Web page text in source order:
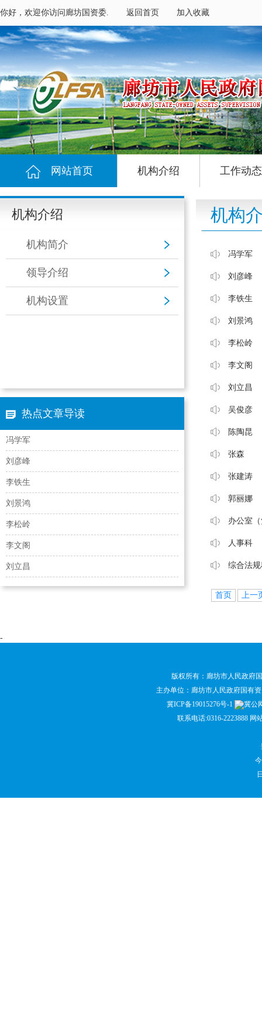
你好，欢迎你访问廊坊国资委. 返回首页 加入收藏
网站首页 机构介绍 工作动态
机构介绍
机构简介
领导介绍
机构设置
热点文章导读
冯学军
刘彦峰
李铁生
刘景鸿
李松岭
李文阁
刘立昌
机构
冯学军
刘彦峰
李铁生
刘景鸿
李松岭
李文阁
刘立昌
吴俊彦
陈陶昆
张森
张建涛
郭丽娜
办公室
人事科
综合法
首页 上一
-
版权所有：廊坊市人民政府
主办单位：廊坊市人民政府国有
冀ICP备19015276号-1
冀公
联系电话:0316-2223888 网